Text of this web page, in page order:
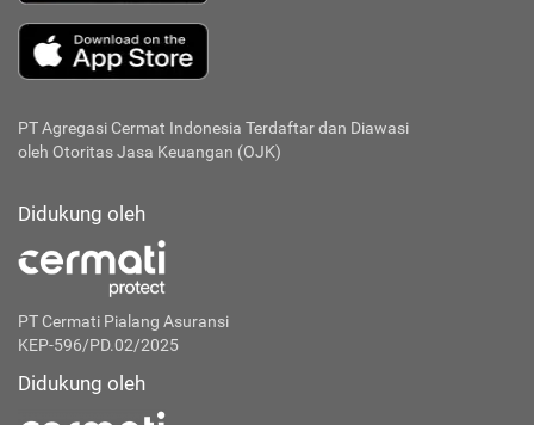
PT Agregasi Cermat Indonesia Terdaftar dan Diawasi
oleh Otoritas Jasa Keuangan (OJK)
Didukung oleh
PT Cermati Pialang Asuransi
KEP-596/PD.02/2025
Didukung oleh